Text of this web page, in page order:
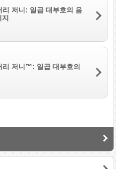
리 저니: 일곱 대부호의 음
지
리 저니™: 일곱 대부호의